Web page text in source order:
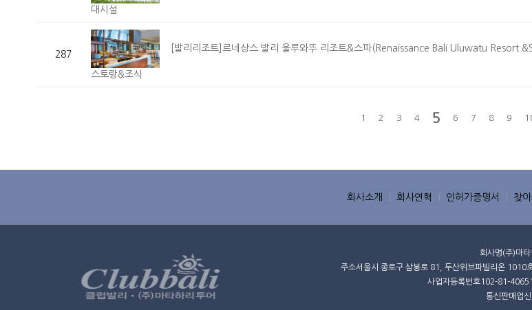
대시설
287
[발리리조트]르네상스 발리 울루와뚜 리조트&스파(Renaissance Bali Uluwatu Resort
스토랑&조식
1 2 3 4 5 6 7 8 9
회사소개 회사연혁 인허가증명서 찾
회사명(주)마타
주소서울시 종로구 삼봉로 81, 두산위브파빌리온
사업자등록번호102-81-40651
통신판매업